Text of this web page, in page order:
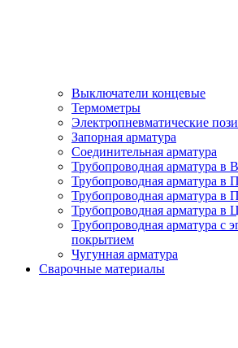
Выключатели концевые
Термометры
Электропневматические
Запорная арматура
Соединительная арматура
Трубопроводная арматура в
Трубопроводная арматура
Трубопроводная арматура в
Трубопроводная арматура в
Трубопроводная арматура с
покрытием
Чугунная арматура
Сварочные материалы